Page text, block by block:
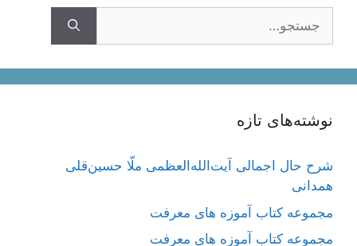
نوشته‌های تازه
شرح حال اجمالی آیت‌الله‌العظمی ملّا حسین‌قلی
همدانی
مجموعه کتاب آموزه های معرفت
مجموعه کتاب آموزه های معرفت